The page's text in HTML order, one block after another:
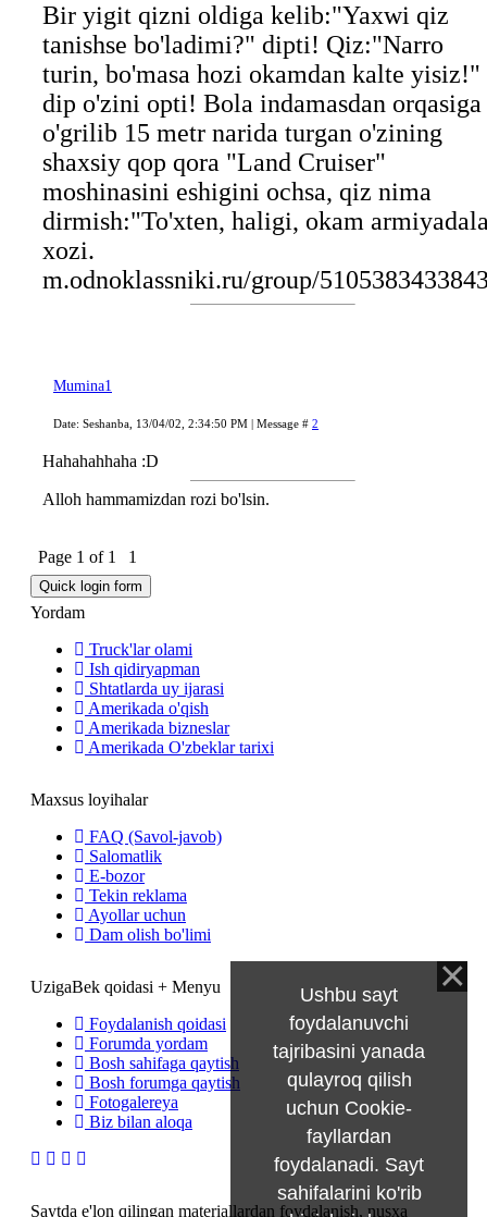
Bir yigit qizni oldiga kelib:"Yaxwi qiz
tanishse bo'ladimi?" dipti! Qiz:"Narro
turin, bo'masa hozi okamdan kalte yisiz!"
dip o'zini opti! Bola indamasdan orqasiga
o'grilib 15 metr narida turgan o'zining
shaxsiy qop qora "Land Cruiser"
moshinasini eshigini ochsa, qiz nima
dirmish:"To'xten, haligi, okam
xozi.
m.odnoklassniki.ru/group/
Mumina1
Date: Seshanba, 13/04/02, 2:34:50 PM | Message # 2
Hahahahhaha :D
Alloh hammamizdan rozi bo'lsin.
Page 1 of 1 1
Yordam
Truck'lar olami
Ish qidiryapman
Shtatlarda uy ijarasi
Amerikada o'qish
Amerikada bizneslar
Amerikada O'zbeklar tarixi
Maxsus loyihalar
FAQ (Savol-javob)
Salomatlik
E-bozor
Tekin reklama
Ayollar uchun
Dam olish bo'limi
UzigaBek qoidasi + Menyu
Foydalanish qoidasi
Forumda yordam
Bosh sahifaga qaytish
Bosh forumga qaytish
Fotogalereya
Biz bilan aloqa
Saytda e'lon qilingan materiallardan foydalanish, nusxa
Ushbu sayt
foydalanuvchi
tajribasini yanada
qulayroq qilish
uchun Cookie-
fayllardan
foydalanadi. Sayt
sahifalarini ko'rib